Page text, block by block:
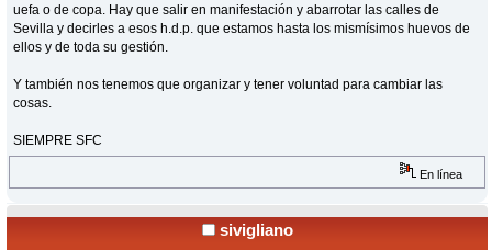
uefa o de copa. Hay que salir en manifestación y abarrotar las calles de
Sevilla y decirles a esos h.d.p. que estamos hasta los mismísimos huevos de
ellos y de toda su gestión.
Y también nos tenemos que organizar y tener voluntad para cambiar las
cosas.
SIEMPRE SFC
En línea
sivigliano